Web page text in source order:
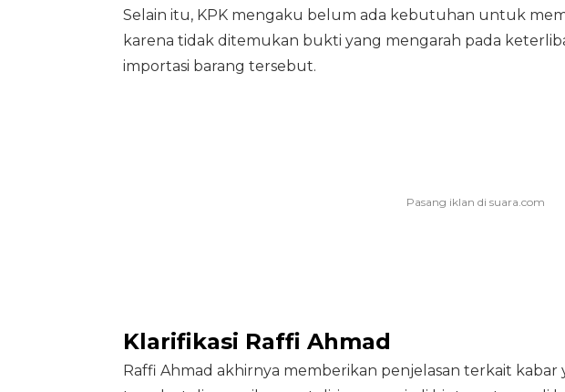
Selain itu, KPK mengaku belum ada kebutuhan untuk
karena tidak ditemukan bukti yang mengarah pada
importasi barang tersebut.
Klarifikasi Raffi Ahmad
Raffi Ahmad akhirnya memberikan penjelasan terkait kabar